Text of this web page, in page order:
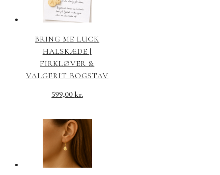
BRING ME LUCK
HALSKÆDE |
FIRKLØVER &
VALGFRIT BOGSTAV
599,00 kr.